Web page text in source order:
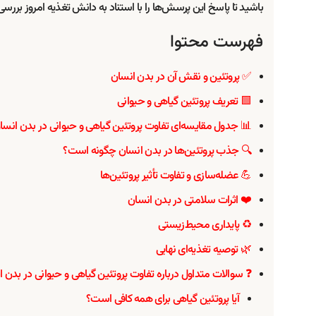
باشید تا پاسخ این پرسش‌ها را با استناد به دانش تغذیه امروز
فهرست محتوا
✅ پروتئین و نقش آن در بدن انسان
🟩 تعریف پروتئین گیاهی و حیوانی
📊 جدول مقایسه‌ای تفاوت پروتئین گیاهی و حیوانی در بدن
🔍 جذب پروتئین‌ها در بدن انسان چگونه است؟
💪 عضله‌سازی و تفاوت تأثیر پروتئین‌ها
❤️ اثرات سلامتی در بدن انسان
♻️ پایداری محیط‌زیستی
🌿 توصیه تغذیه‌ای نهایی
❓ سوالات متداول درباره تفاوت پروتئین گیاهی و حیوانی در بدن
آیا پروتئین گیاهی برای همه کافی است؟